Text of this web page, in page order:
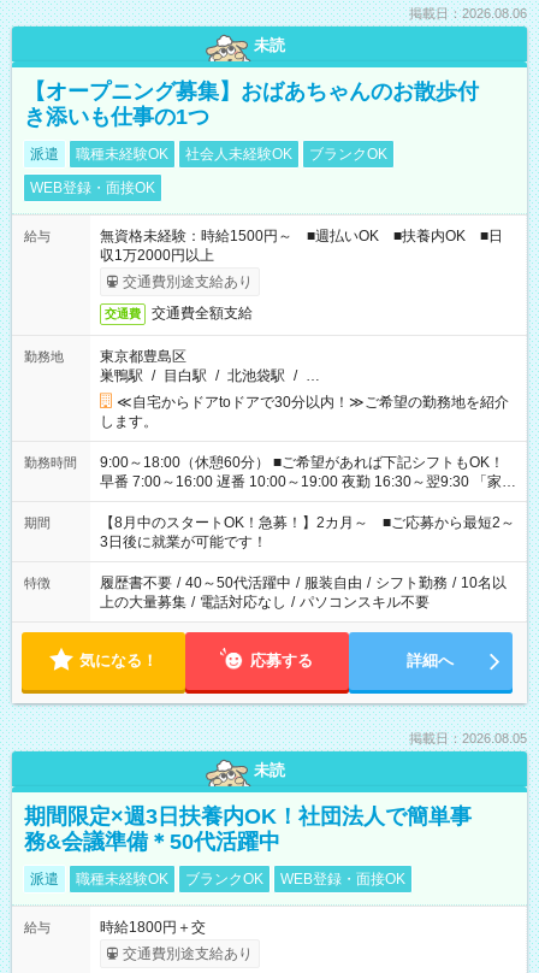
掲載日：2026.08.06
未読
【オープニング募集】おばあちゃんのお散歩付
き添いも仕事の1つ
派遣 職種未経験OK 社会人未経験OK
ブランクOK
WEB登録・面接OK
給与
無資格未経験：時給1500円～ ■週払いOK ■扶養内OK ■日
収1万2000円以上
交通費別途支給あり
交通費 交通費全額支給
勤務地
東京都豊島区
巣鴨駅 / 目白駅 / 北池袋駅 / …
≪自宅からドアtoドアで30分以内！≫ご希望の勤務地を紹介
します。
勤務時間
9:00～18:00（休憩60分） ■ご希望があれば下記シフトもOK！
早番 7:00～16:00 遅番 10:00～19:00 夜勤 16:30～翌9:30 「家族
と休みを合わせたい」 「余裕を持って夕飯の準備がしたい」
「できれば残業はしたくない」 など、ご希望を教えてください
ね。 ※Wワーク希望の方へ 今ご覧のお仕事で希望する勤務時間
と、もう1つのお仕事の勤務時間。 合計で週40時間を超える場
合は応募できません。
期間
【8月中のスタートOK！急募！】2カ月～ ■ご応募から最短2～
3日後に就業が可能です！
特徴 履歴書不要 / 40～50代活躍中 / 服装自由 / シフト勤務 / 10名以
上の大量募集 / 電話対応なし / パソコンスキル不要
気になる！ 応募する 詳細へ
掲載日：2026.08.05
未読
期間限定×週3日扶養内OK！社団法人で簡単事
務&会議準備＊50代活躍中
派遣 職種未経験OK ブランクOK WEB登録・面接OK
給与
時給1800円＋交
交通費別途支給あり